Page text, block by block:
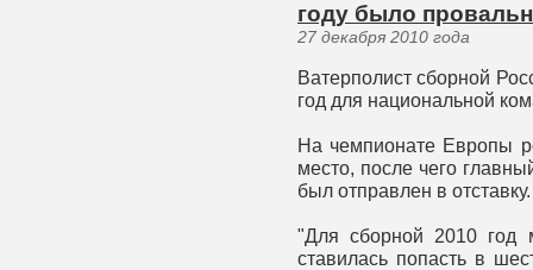
году было
27 декабря 2010 года
Ватерполист сборной
год для национальной
На чемпионате Европы
место, после чего
был отправлен в отставку.
"Для сборной 2010 год
ставилась попасть в